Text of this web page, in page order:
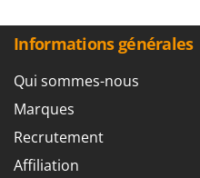
Mastercook
McCulloch
MCH
Michelin
Informations générales
Qui sommes-nous
Marques
Recrutement
Affiliation